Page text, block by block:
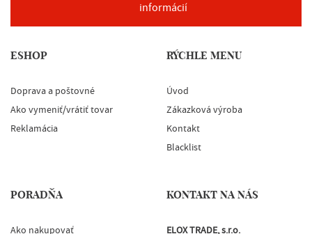
informácií
ESHOP
Doprava a poštovné
Ako vymeniť/vrátiť tovar
Reklamácia
RÝCHLE MENU
Úvod
Zákazková výroba
Kontakt
Blacklist
PORADŇA
Ako nakupovať
KONTAKT NA NÁS
ELOX TRADE, s.r.o.